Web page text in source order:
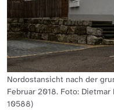
Nordostansicht nach der
Februar 2018. Foto: Dietmar
10588)